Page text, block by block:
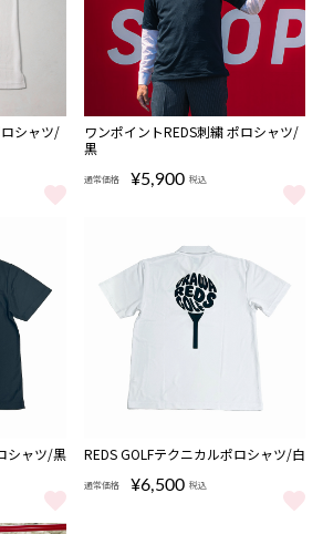
ロシャツ/
ポロシャツ/白 をもっと見る
ワンポイントREDS刺繍 ポロシャツ/
黒
通常価格 ¥5,900 税込
ワンポイントREDS刺繍 ポロシ
シャツ/黒
ポロシャツ/黒 をもっと見る
REDS GOLFテクニカルポロシャツ/白
通常価格 ¥6,500 税込
REDS GOLFテクニカルポロシャ